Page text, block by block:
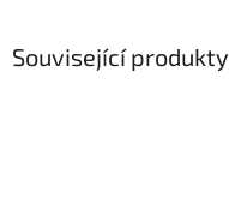
Související produkty